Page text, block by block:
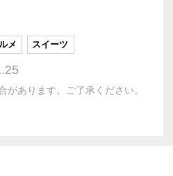
メ スイーツ
あります。ご了承ください。